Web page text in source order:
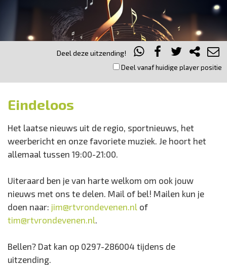
Deel deze uitzending!
Deel vanaf huidige player positie
Eindeloos
Het laatse nieuws uit de regio, sportnieuws, het
weerbericht en onze favoriete muziek. Je hoort het
allemaal tussen 19:00-21:00.
Uiteraard ben je van harte welkom om ook jouw
nieuws met ons te delen. Mail of bel! Mailen kun je
doen naar: jim@rtvrondevenen.nl of
tim@rtvrondevenen.nl
Bellen? Dat kan op 0297-286004 tijdens de
uitzending.